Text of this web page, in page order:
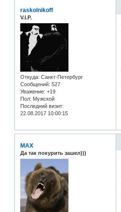
raskolnikoff
V.I.P.
Откуда: Санкт-Петербург
Сообщений: 527
Уважение: +19
Пол: Мужской
Последний визит:
22.08.2017 10:00:15
MAX
Да так покурить зашел)))